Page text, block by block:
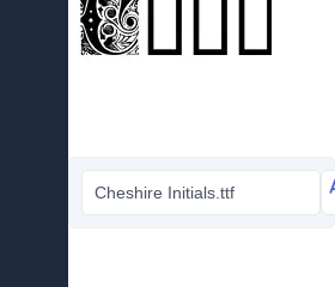
Cheshire Initials.ttf